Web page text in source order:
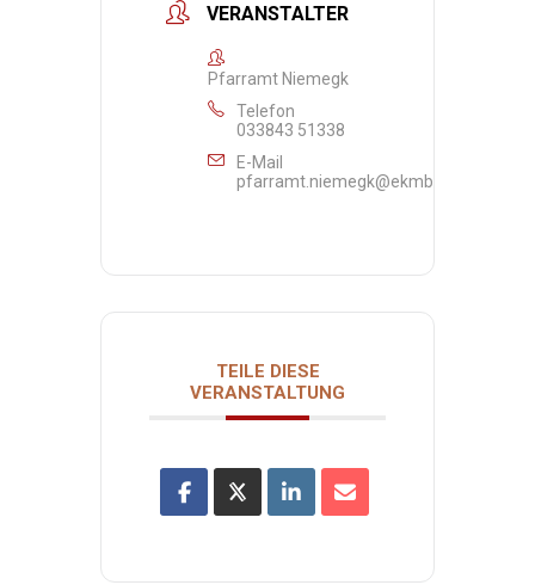
VERANSTALTER
Pfarramt Niemegk
Telefon
033843 51338
E-Mail
pfarramt.niemegk@ekmb.de
TEILE DIESE
VERANSTALTUNG